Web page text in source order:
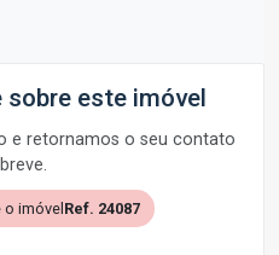
sobre este imóvel
e retornamos o seu contato
imóvel Ref. 24087